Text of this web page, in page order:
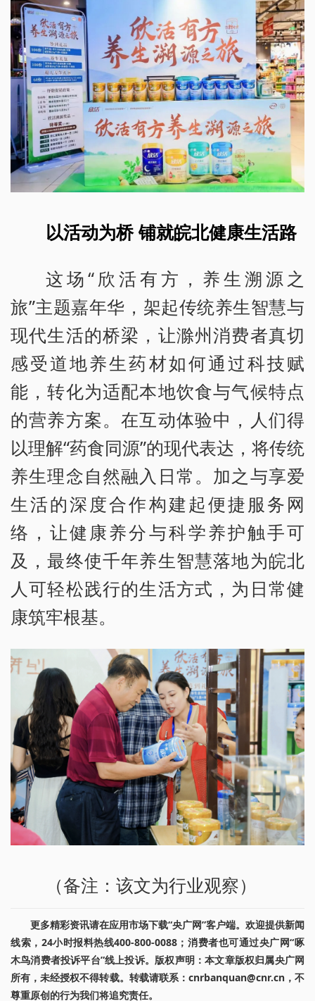
以活动为桥 铺就皖北健康生活路
这场“欣活有方，养生溯源之
旅”主题嘉年华，架起传统养生智慧与
现代生活的桥梁，让滁州消费者真切
感受道地养生药材如何通过科技赋
能，转化为适配本地饮食与气候特点
的营养方案。在互动体验中，人们得
以理解“药食同源”的现代表达，将传统
养生理念自然融入日常。加之与享爱
生活的深度合作构建起便捷服务网
络，让健康养分与科学养护触手可
及，最终使千年养生智慧落地为皖北
人可轻松践行的生活方式，为日常健
康筑牢根基。
（备注：该文为行业观察）
更多精彩资讯请在应用市场下载“央广网”客户端。欢迎提供新闻
线索，24小时报料热线400-800-0088；消费者也可通过央广网“啄
木鸟消费者投诉平台”线上投诉。版权声明：本文章版权归属央广网
所有，未经授权不得转载。转载请联系：cnrbanquan@cnr.cn，不
尊重原创的行为我们将追究责任。